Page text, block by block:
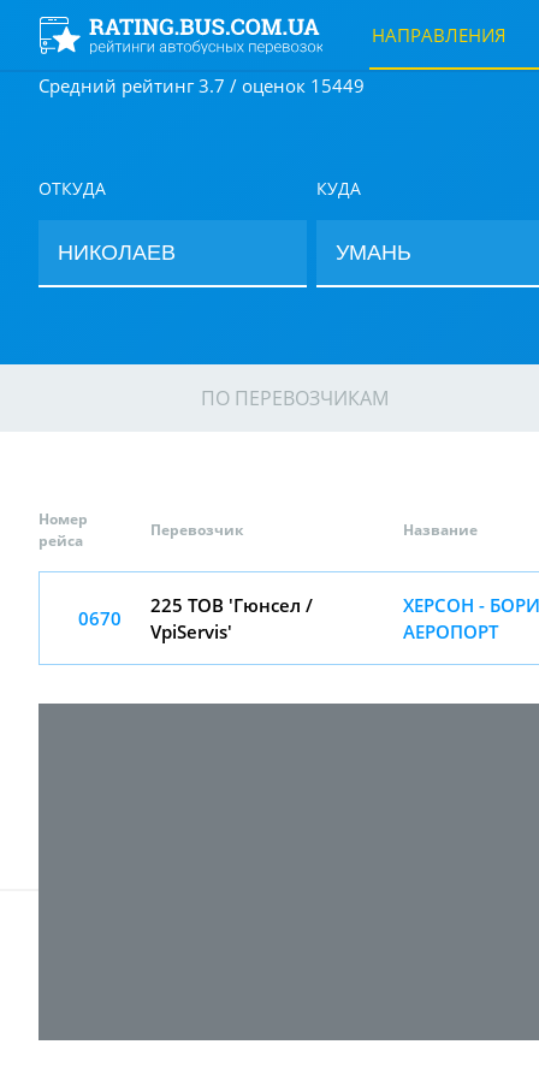
НАПРАВЛЕНИЯ
Средний рейтинг 3.7 / оценок 15449
ОТКУДА КУДА
ПО ПЕРЕВОЗЧИКАМ
Номер
рейса
Перевозчик Название
0670
225 ТОВ 'Гюнсел /
VpiServis'
ХЕРСОН -
АЕРОПОРТ